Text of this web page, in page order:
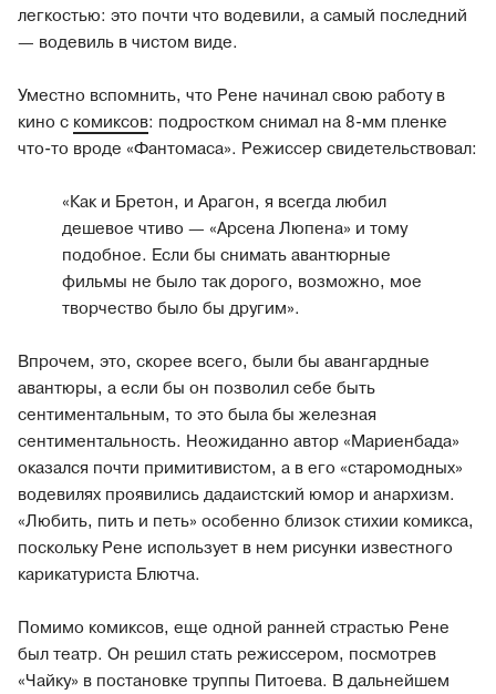
легкостью: это почти что водевили, а самый последний
— водевиль в чистом виде.
Уместно вспомнить, что Рене начинал свою работу в
кино с комиксов: подростком снимал на 8-мм пленке
что-то вроде «Фантомаса». Режиссер свидетельствовал:
«Как и Бретон, и Арагон, я всегда любил
дешевое чтиво — «Арсена Люпена» и тому
подобное. Если бы снимать авантюрные
фильмы не было так дорого, возможно, мое
творчество было бы другим».
Впрочем, это, скорее всего, были бы авангардные
авантюры, а если бы он позволил себе быть
сентиментальным, то это была бы железная
сентиментальность. Неожиданно автор «Мариенбада»
оказался почти примитивистом, а в его «старомодных»
водевилях проявились дадаистский юмор и анархизм.
«Любить, пить и петь» особенно близок стихии комикса,
поскольку Рене использует в нем рисунки известного
карикатуриста Блютча.
Помимо комиксов, еще одной ранней страстью Рене
был театр. Он решил стать режиссером, посмотрев
«Чайку» в постановке труппы Питоева. В дальнейшем